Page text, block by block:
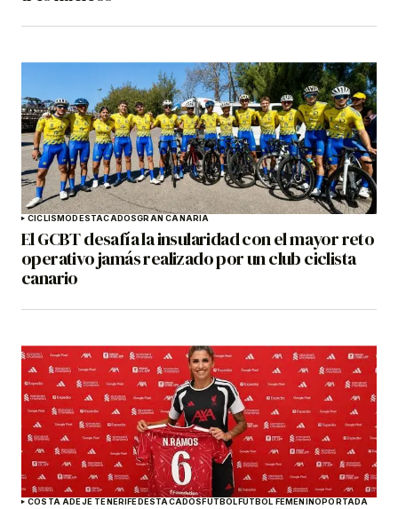
CICLISMODESTACADOSGRAN CANARIA
El GCBT desafía la insularidad con el mayor reto
operativo jamás realizado por un club ciclista
canario
COSTA ADEJE TENERIFEDESTACADOSFÚTBOLFÚTBOL FEMENINOPORTADA